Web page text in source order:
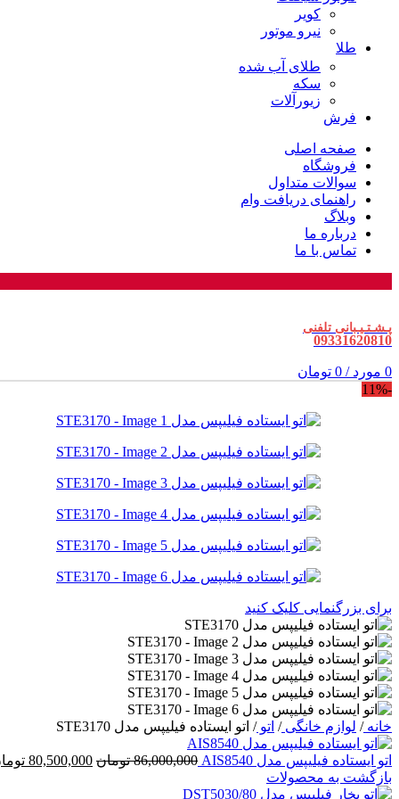
کویر
نیرو موتور
طلا
طلای آب شده
سکه
زیورآلات
فرش
صفحه اصلی
فروشگاه
سوالات متداول
راهنمای دریافت وام
وبلاگ
درباره ما
تماس با ما
پـشـتـیـبانی تلفنی
09331620810
0 مورد /
0 تومان
-11%
برای بزرگنمایی کلیک کنید
خانه/ لوازم خانگی/ اتو/ اتو ایستاده فیلیپس مدل STE3170
اتو ایستاده فیلیپس مدل AIS8540 86,000,000 تومان قیمت
80,500,000
بازگشت به محصولات